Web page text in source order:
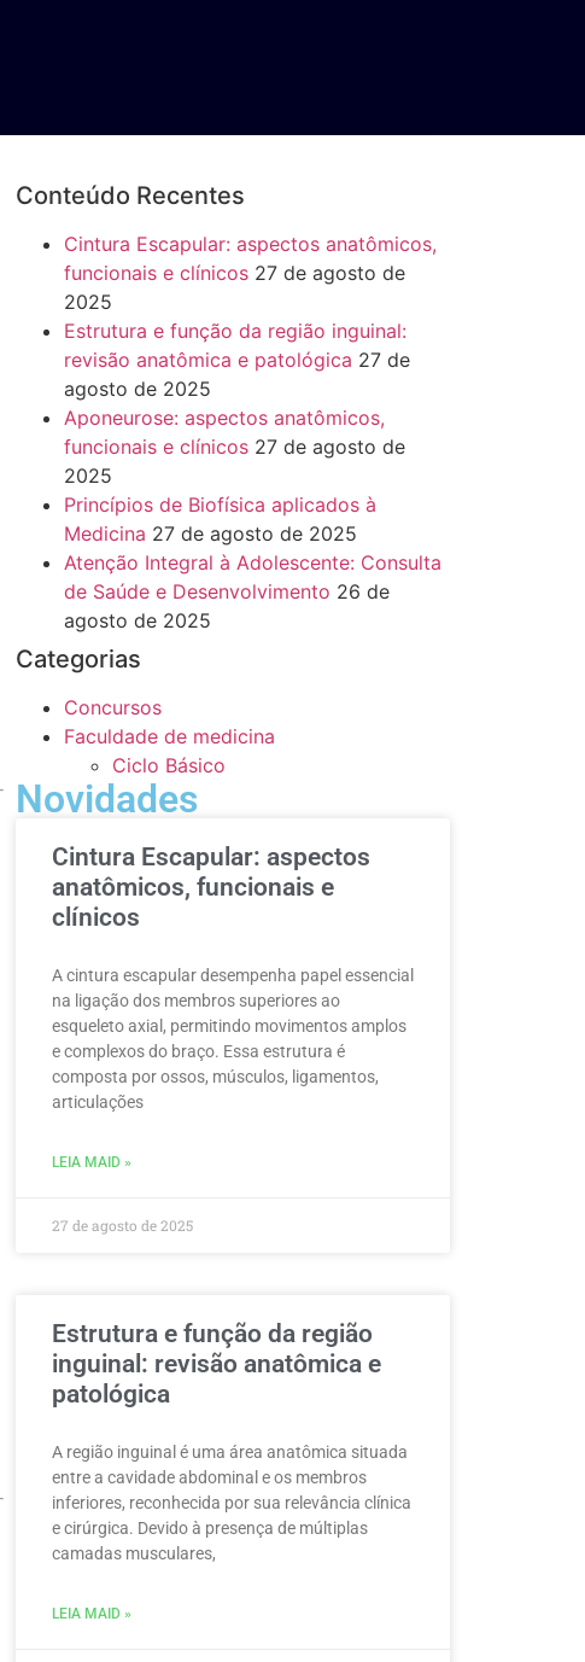
Conteúdo Recentes
Cintura Escapular: aspectos anatômicos,
funcionais e clínicos 27 de agosto de
2025
Estrutura e função da região inguinal:
revisão anatômica e patológica 27 de
agosto de 2025
Aponeurose: aspectos anatômicos,
funcionais e clínicos 27 de agosto de
2025
Princípios de Biofísica aplicados à
Medicina 27 de agosto de 2025
Atenção Integral à Adolescente: Consulta
de Saúde e Desenvolvimento 26 de
agosto de 2025
Categorias
Concursos
Faculdade de medicina
Ciclo Básico
Novidades
Cintura Escapular: aspectos
anatômicos, funcionais e
clínicos
A cintura escapular desempenha papel essencial
na ligação dos membros superiores ao
esqueleto axial, permitindo movimentos amplos
e complexos do braço. Essa estrutura é
composta por ossos, músculos, ligamentos,
articulações
LEIA MAID »
27 de agosto de 2025
Estrutura e função da região
inguinal: revisão anatômica e
patológica
A região inguinal é uma área anatômica situada
entre a cavidade abdominal e os membros
inferiores, reconhecida por sua relevância clínica
e cirúrgica. Devido à presença de múltiplas
camadas musculares,
LEIA MAID »